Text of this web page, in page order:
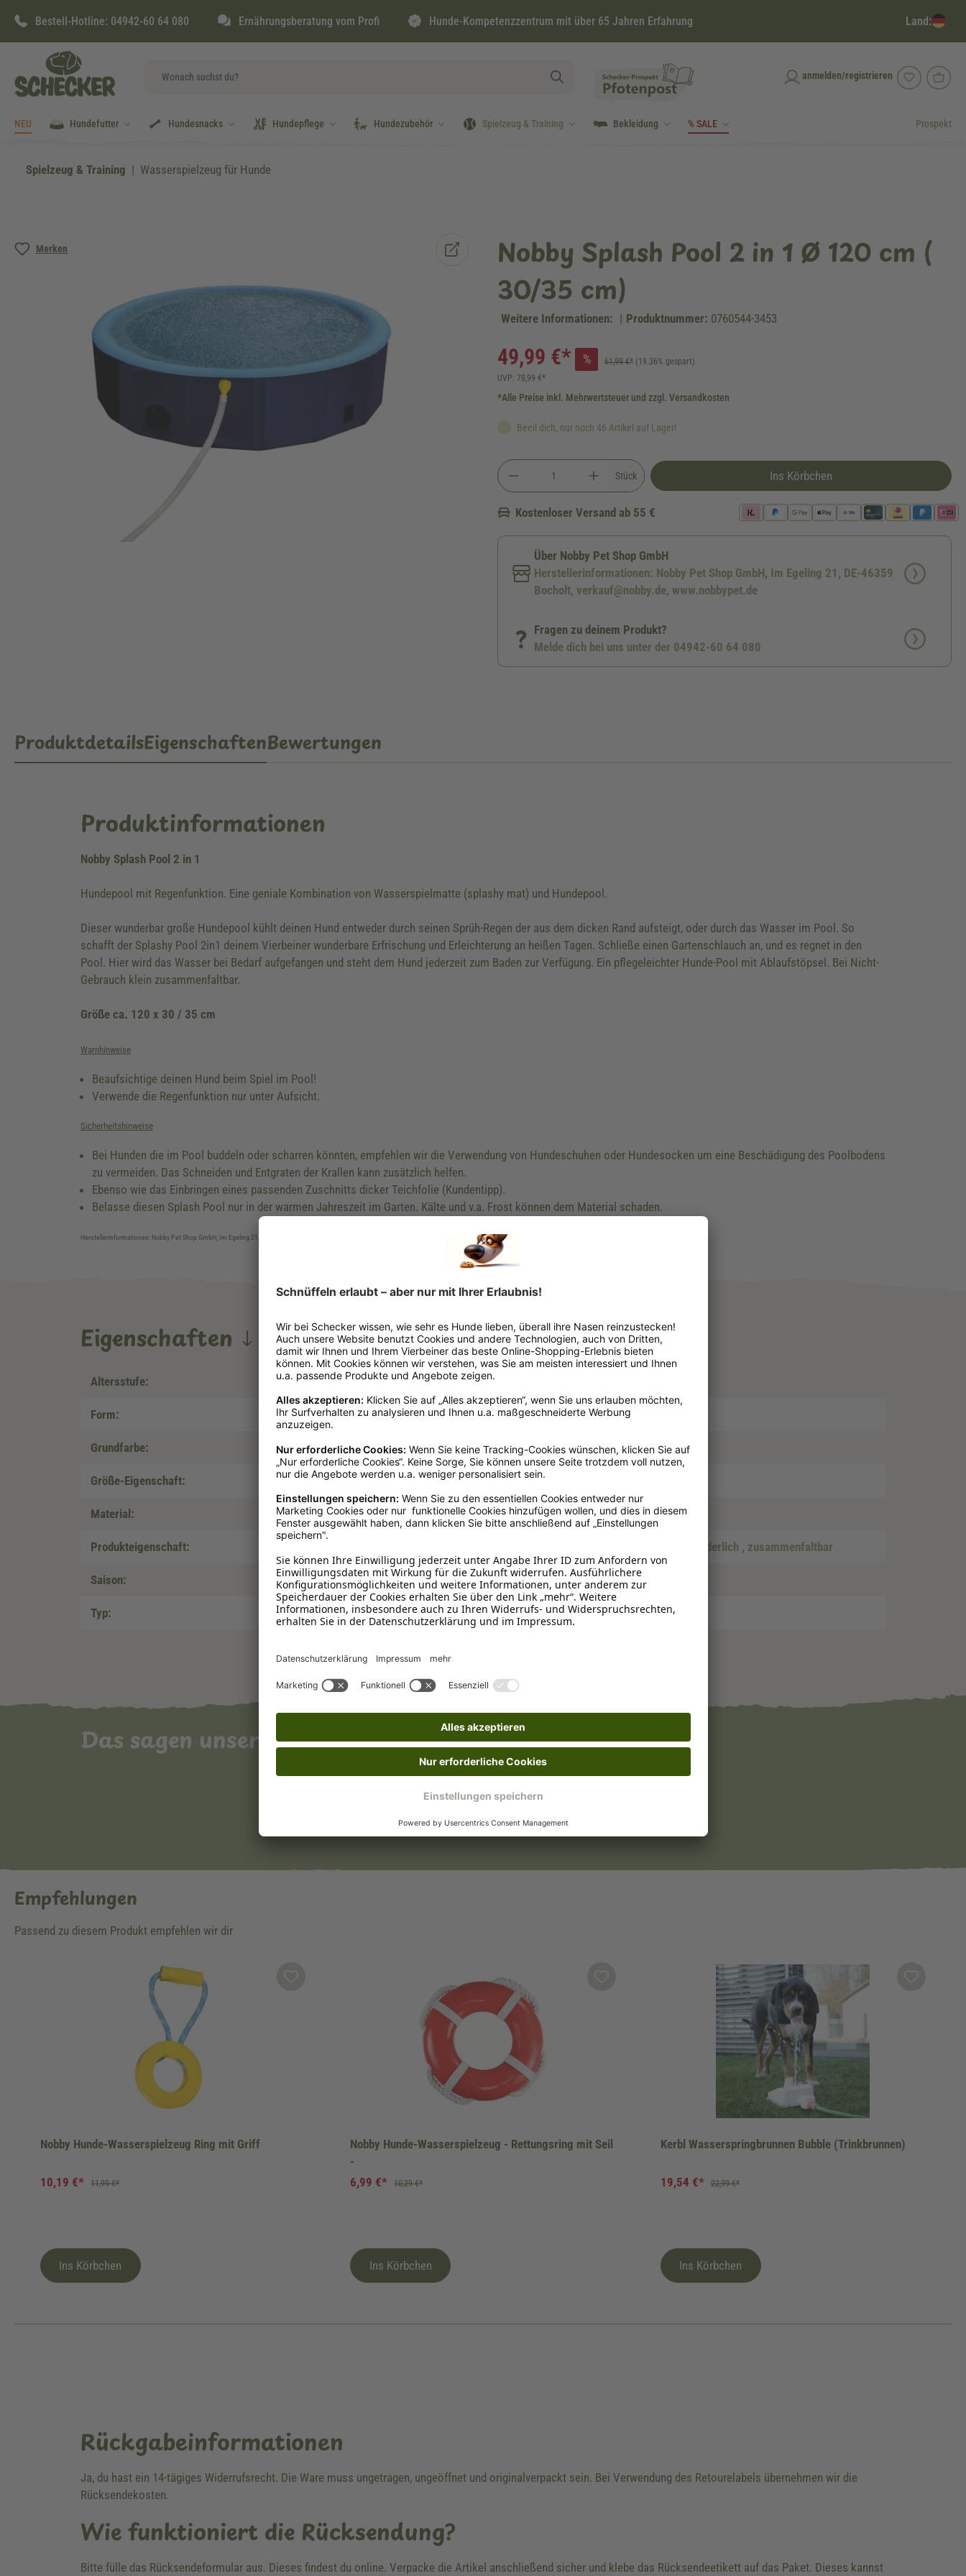
Zur Hauptnavigation springen
Bestell-Hotline: 04942-60 64 080 Ernährungsberatung vom Profi Hunde-Kompetenzzentrum mit über 65 Jahren Erfahrung Land:
anmelden/registrieren
NEU Hundefutter Hundesnacks Hundepflege Hundezubehör Spielzeug & Training Bekleidung % SALE Prospekt
Spielzeug & Training Wasserspielzeug für Hunde
Merken
Bildergalerie überspringen
Nobby Splash Pool 2 in 1 Ø 120 cm (
30/35 cm)
Weitere Informationen: | Produktnummer: 0760544-3453
49,99 €* % 61,99 €* (19.36% gespart)
UVP: 78,99 €*
*Alle Preise inkl. Mehrwertsteuer und zzgl. Versandkosten
Beeil dich, nur noch 46 Artikel auf Lager!
Stück Ins Körbchen
Kostenloser Versand ab 55 €
Über Nobby Pet Shop GmbH
Herstellerinformationen: Nobby Pet Shop GmbH, Im Egeling 21, DE-46359
Bocholt, verkauf@nobby.de, www.nobbypet.de
Fragen zu deinem Produkt?
Melde dich bei uns unter der 04942-60 64 080
ProduktdetailsEigenschaftenBewertungen
Produktinformationen
Nobby Splash Pool 2 in 1
Hundepool mit Regenfunktion. Eine geniale Kombination von Wasserspielmatte (splashy mat) und Hundepool.
Dieser wunderbar große Hundepool kühlt deinen Hund entweder durch seinen Sprüh-Regen der aus dem dicken Rand aufsteigt, oder durch das Wasser im Pool. So
schafft der Splashy Pool 2in1 deinem Vierbeiner wunderbare Erfrischung und Erleichterung an heißen Tagen. Schließe einen Gartenschlauch an, und es regnet in den
Pool. Hier wird das Wasser bei Bedarf aufgefangen und steht dem Hund jederzeit zum Baden zur Verfügung. Ein pflegeleichter Hunde-Pool mit Ablaufstöpsel. Bei Nicht-
Gebrauch klein zusammenfaltbar.
Größe ca. 120 x 30 / 35 cm
Warnhinweise
Beaufsichtige deinen Hund beim Spiel im Pool!
Verwende die Regenfunktion nur unter Aufsicht.
Sicherheitshinweise
Bei Hunden die im Pool buddeln oder scharren könnten, empfehlen wir die Verwendung von Hundeschuhen oder Hundesocken um eine Beschädigung des Poolbodens
zu vermeiden. Das Schneiden und Entgraten der Krallen kann zusätzlich helfen.
Ebenso wie das Einbringen eines passenden Zuschnitts dicker Teichfolie (Kundentipp).
Belasse diesen Splash Pool nur in der warmen Jahreszeit im Garten. Kälte und v.a. Frost können dem Material schaden.
Herstellerinformationen: Nobby Pet Shop GmbH, Im Egeling 21, DE-46359 Bocholt, verkauf@nobby.de, www.nobbypet.de
Eigenschaften
Altersstufe: Adult
Form: Rund
Grundfarbe: Blau
Größe-Eigenschaft: > 100 cm
Material: PVC
Produkteigenschaft: , Wasseranschluss erforderlich , zusammenfaltbar
Saison: Sommer
Typ: Zubehör
Das sagen unsere Kunden
Empfehlungen
Passend zu diesem Produkt empfehlen wir dir
Nobby Hunde-Wasserspielzeug Ring mit Griff
10,19 €* 11,99 €*
Ins Körbchen
Nobby Hunde-Wasserspielzeug - Rettungsring mit Seil
-
6,99 €*
10,29 €*
Ins Körbchen
Kerbl Wasserspringbrunnen Bubble (Trinkbrunnen)
19,54 €* 22,99 €*
Ins Körbchen
Rückgabeinformationen
Ja, du hast ein 14-tägiges Widerrufsrecht. Die Ware muss ungetragen, ungeöffnet und originalverpackt sein. Bei Verwendung des Retourelabels übernehmen wir die
Rücksendekosten.
Wie funktioniert die Rücksendung?
Bitte fülle das Rücksendeformular aus. Dieses findest du online. Verpacke die Artikel anschließend sicher und klebe das Rücksendeetikett auf das Paket. Dieses kannst